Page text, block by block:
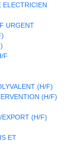
ELECTRICIEN
URGENT
F
(H/F)
(H/F)
(H/F)
ET